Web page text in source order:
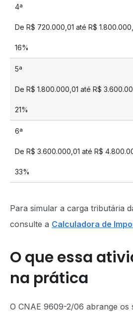
4ª
De R$ 720.000,01 até R$
16%
5ª
De R$ 1.800.000,01 até R$
21%
6ª
De R$ 3.600.000,01 até R$
33%
Para simular a carga tributária
consulte a Calculadora de
O que essa
na prática
O CNAE 9609-2/06 abrange os